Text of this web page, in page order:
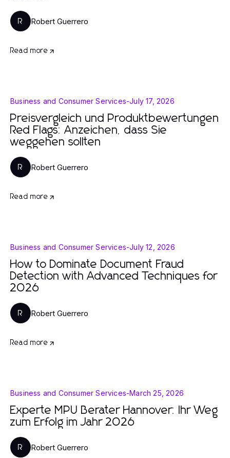
R Robert Guerrero
Read more
Business and Consumer Services-July 17, 2026
Preisvergleich und Produktbewertungen
Red Flags: Anzeichen, dass Sie
weggehen sollten
R Robert Guerrero
Read more
Business and Consumer Services-July 12, 2026
How to Dominate Document Fraud
Detection with Advanced Techniques for
2026
R Robert Guerrero
Read more
Business and Consumer Services-March 25, 2026
Experte MPU Berater Hannover: Ihr Weg
zum Erfolg im Jahr 2026
R Robert Guerrero